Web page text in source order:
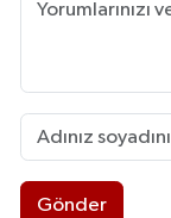
Gönder